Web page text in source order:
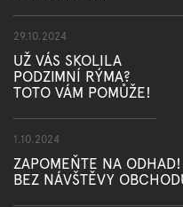
29.10.2024
UŽ VÁS SKOLILA
PODZIMNÍ RÝMA?
TOTO VÁM POMŮŽE!
1.10.2024
ZAPOMEŇTE NA
BEZ NÁVŠTĚVY